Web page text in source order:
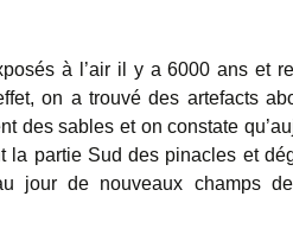
à l’air il y a 6000 ans et
on a trouvé des artefacts
des sables et on constate
la partie Sud des pinacles et
jour de nouveaux champs